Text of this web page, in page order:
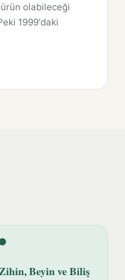
olabileceği
1999'daki
Beyin ve Biliş